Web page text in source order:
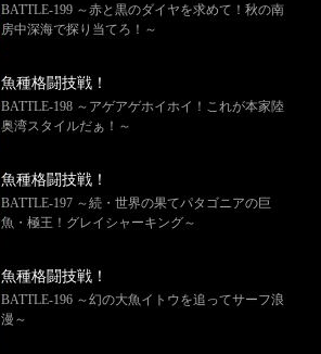
BATTLE-199 ～赤と黒のダイヤを求めて！秋の南
房中深海で探り当てろ！～
魚種格闘技戦！
BATTLE-198 ～アゲアゲホイホイ！これが本家陸
奥湾スタイルだぁ！～
魚種格闘技戦！
BATTLE-197 ～続・世界の果てパタゴニアの巨
魚・極王！グレイシャーキング～
魚種格闘技戦！
BATTLE-196 ～幻の大魚イトウを追ってサーフ浪
漫～